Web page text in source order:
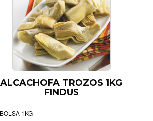
ALCACHOFA TROZOS 1KG
FINDUS
BOLSA 1KG